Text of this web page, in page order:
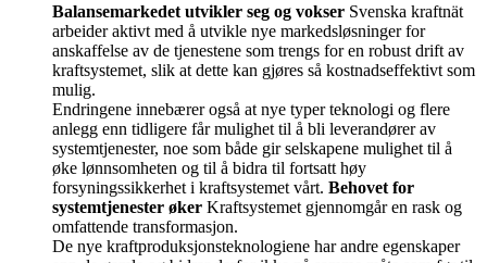
Balansemarkedet utvikler seg og vokser Svenska kraftnät
arbeider aktivt med å utvikle nye markedsløsninger for
anskaffelse av de tjenestene som trengs for en robust drift av
kraftsystemet, slik at dette kan gjøres så kostnadseffektivt som
mulig.
Endringene innebærer også at nye typer teknologi og flere
anlegg enn tidligere får mulighet til å bli leverandører av
systemtjenester, noe som både gir selskapene mulighet til å
øke lønnsomheten og til å bidra til fortsatt høy
forsyningssikkerhet i kraftsystemet vårt. Behovet for
systemtjenester øker Kraftsystemet gjennomgår en rask og
omfattende transformasjon.
De nye kraftproduksjonsteknologiene har andre egenskaper